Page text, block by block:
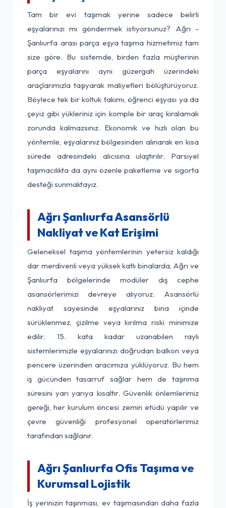
Tam bir evi taşımak yerine sadece belirli
eşyalarınızı mı göndermek istiyorsunuz? Ağrı -
Şanlıurfa arası parça eşya taşıma hizmetimiz tam
size göre. Bu sistemde, birden fazla müşterinin
parça eşyalarını aynı güzergah üzerindeki
araçlarımızla taşıyarak maliyetleri bölüştürüyoruz.
Böylece tek bir koltuk takımı, öğrenci eşyası ya da
çeyiz gibi yükleriniz için komple bir araç kiralamak
zorunda kalmazsınız. Ekonomik ve hızlı olan bu
yöntemle, eşyalarınız bölgesinden alınarak en kısa
sürede adresindeki alıcısına ulaştırılır. Parsiyel
taşımacılıkta da aynı özenle paketleme ve sigorta
desteği sunmaktayız.
Ağrı Şanlıurfa Asansörlü
Nakliyat ve Kat Erişimi
Geleneksel taşıma yöntemlerinin yetersiz kaldığı
dar merdivenli veya yüksek katlı binalarda, Ağrı ve
Şanlıurfa bölgelerinde modüler dış cephe
asansörlerimizi devreye alıyoruz. Asansörlü
nakliyat sayesinde eşyalarınız bina içinde
sürüklenmez, çizilme veya kırılma riski minimize
edilir. 15. kata kadar uzanabilen raylı
sistemlerimizle eşyalarınızı doğrudan balkon veya
pencere üzerinden aracımıza yüklüyoruz. Bu hem
iş gücünden tasarruf sağlar hem de taşınma
süresini yarı yarıya kısaltır. Güvenlik önlemlerimiz
gereği, her kurulum öncesi zemin etüdü yapılır ve
çevre güvenliği profesyonel operatörlerimiz
tarafından sağlanır.
Ağrı Şanlıurfa Ofis Taşıma ve
Kurumsal Lojistik
İş yerinizin taşınması, ev taşımasından daha fazla